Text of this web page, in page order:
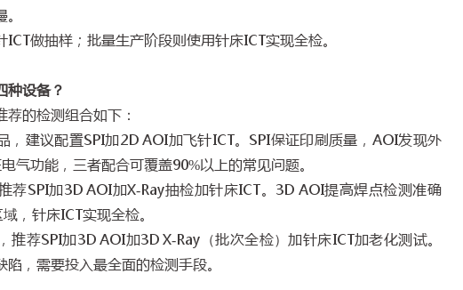
ICT做抽样；批量生产阶段则使用针床ICT实现全检。
种设备？
的检测组合如下：
，建议配置SPI加2D AOI加飞针ICT。 SPI保证印刷质量， AOI发现外
气功能，三者配合可覆盖90%以上的常见问题。
荐SPI加3D AOI加X-Ray抽检加针床ICT。 3D AOI提高焊点检测准确
域，针床ICT实现全检。
推荐SPI加3D AOI加3D X-Ray （批次全检）加针床ICT加老化测试。
，需要投入最全面的检测手段。